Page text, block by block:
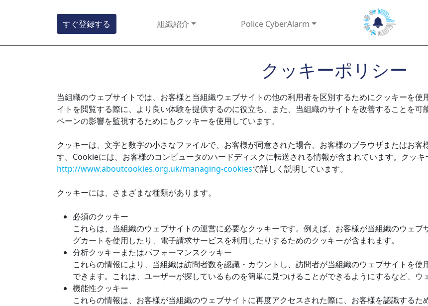
すぐ登録する 組織紹介 Police CyberAlarm
クッキーポリシー
当組織のウェブサイトでは、お客様と当組織ウェブサイトの他の利用者を区別するためにクッキーを
イトを閲覧する際に、より良い体験を提供するのに役立ち、また、当組織のサイトを改善することを
ペーンの影響を監視するためにもクッキーを使用しています。
クッキーは、文字と数字の小さなファイルで、お客様が同意された場合、お客様のブラウザまたはお
す。Cookieには、お客様のコンピュータのハードディスクに転送される情報が含まれています。クッ
http://www.aboutcookies.org.uk/managing-cookiesで詳しく説明しています。
クッキーには、さまざまな種類があります。
必須のクッキー
これらは、当組織のウェブサイトの運営に必要なクッキーです。例えば、お客様が当組織のウェ
グカートを使用したり、電子請求サービスを利用したりするためのクッキーが含まれます。
分析クッキーまたはパフォーマンスクッキー
これらの情報により、当組織は訪問者数を認識・カウントし、訪問者が当組織のウェブサイトを
できます。これは、ユーザーが探しているものを簡単に見つけることができるようにするなど、ウ
機能性クッキー
これらの情報は、お客様が当組織のウェブサイトに再度アクセスされた際に、お客様を認識する